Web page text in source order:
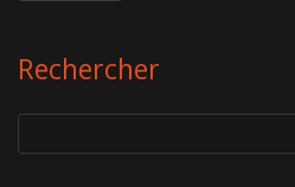
Rechercher